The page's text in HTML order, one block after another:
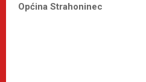
Općina Strahoninec